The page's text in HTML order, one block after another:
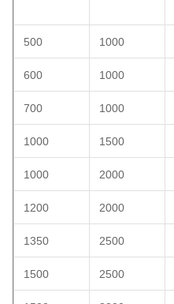
500 1000
600 1000
700 1000
1000 1500
1000 2000
1200 2000
1350 2500
1500 2500